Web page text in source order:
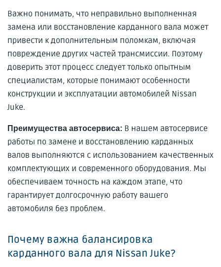
Важно понимать, что неправильно выполненная
замена или восстановление карданного вала может
привести к дополнительным поломкам, включая
повреждение других частей трансмиссии. Поэтому
доверить этот процесс следует только опытным
специалистам, которые понимают особенности
конструкции и эксплуатации автомобилей Nissan
Juke.
Преимущества автосервиса: В нашем автосервисе
работы по замене и восстановлению карданных
валов выполняются с использованием качественных
комплектующих и современного оборудования. Мы
обеспечиваем точность на каждом этапе, что
гарантирует долгосрочную работу вашего
автомобиля без проблем.
Почему важна балансировка
карданного вала для Nissan Juke?